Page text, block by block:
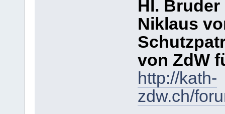
Hl. Bruder
Niklaus
von ZdW
http://kath-
zdw.ch/